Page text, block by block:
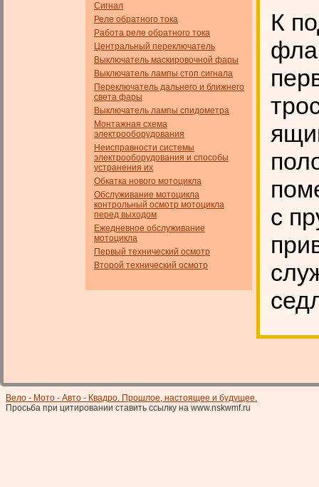
Сигнал
Реле обратного тока
Работа реле обратного тока
Центральный переключатель
Выключатель маскировочной фары
Выключатель лампы стоп сигнала
Переключатель дальнего и ближнего
света фары
Выключатель лампы спидометра
Монтажная схема
электрооборудования
Неисправности системы
электрооборудования и способы
устранения их
Обкатка нового мотоцикла
Обслуживание мотоцикла
контрольный осмотр мотоцикла
перед выходом
Ежедневное обслуживание
мотоцикла
Первый технический осмотр
Второй технический осмотр
К
с
Вело - Мото - Авто - Квадро. Прошлое, настоящее и будущее.
Просьба при цитировании ставить ссылку на www.nskwmf.ru